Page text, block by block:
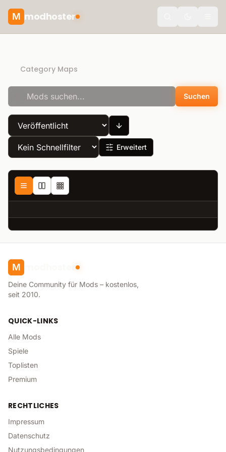
M modhoster
Category Maps
Suchen
Erweitert
M
Deine Community für Mods – kostenlos,
seit 2010.
QUICK-LINKS
Alle Mods
Spiele
Toplisten
Premium
RECHTLICHES
Impressum
Datenschutz
Nutzungsbedingungen